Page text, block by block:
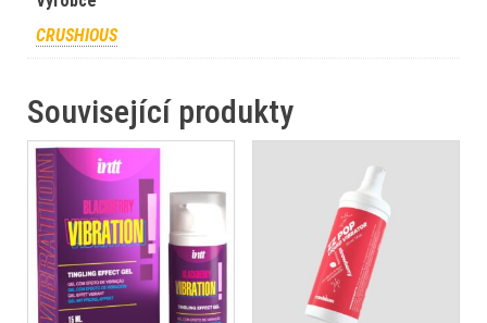
CRUSHIOUS
Související produkty